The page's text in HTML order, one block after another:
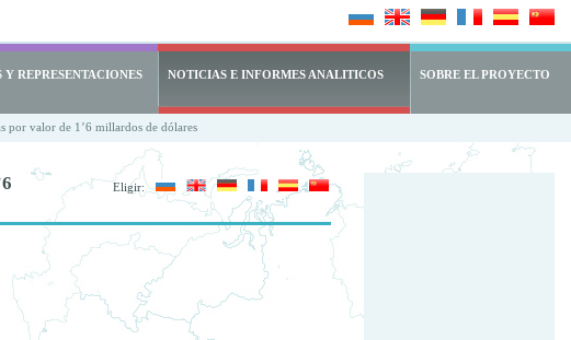
Y REPRESENTACIONES NOTICIAS E INFORMES ANALITICOS SOBRE EL PROYECTO
por valor de 1’6 millardos de dólares
Eligir: